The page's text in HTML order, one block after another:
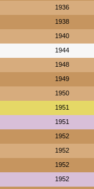
1936
1938
1940
1944
1948
1949
1950
1951
1951
1952
1952
1952
1952